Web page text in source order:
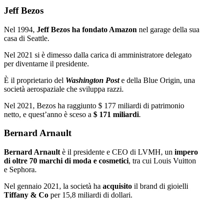
Jeff Bezos
Nel 1994, Jeff Bezos ha fondato Amazon nel garage della sua
casa di Seattle.
Nel 2021 si è dimesso dalla carica di amministratore delegato
per diventarne il presidente.
È il proprietario del Washington Poste della Blue Origin, una
società aerospaziale che sviluppa razzi.
Nel 2021, Bezos ha raggiunto $ 177 miliardi di patrimonio
netto, e quest’anno è sceso a $ 171 miliardi.
Bernard Arnault
Bernard Arnault è il presidente e CEO di LVMH, un impero
di oltre 70 marchi di moda e cosmetici, tra cui Louis Vuitton
e Sephora.
Nel gennaio 2021, la società ha acquisito il brand di gioielli
Tiffany & Co per 15,8 miliardi di dollari.